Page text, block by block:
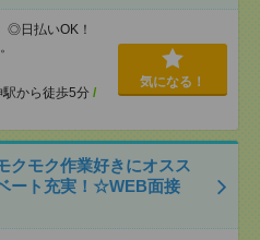
◎日払いOK！
駅から徒歩5分 /
気になる！
モク作業好きにオスス
ート充実！☆WEB面接